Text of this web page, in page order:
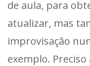
de aula, para
atualizar, mas
improvisação
exemplo.